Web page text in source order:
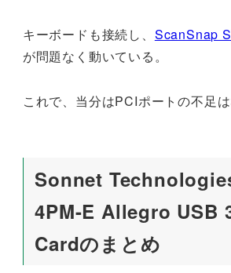
キーボードも接続し、 ScanSnap
が問題なく動いている。
これで、当分はPCIポートの不足は
Sonnet
4PM-E Allegro USB
Cardのまとめ